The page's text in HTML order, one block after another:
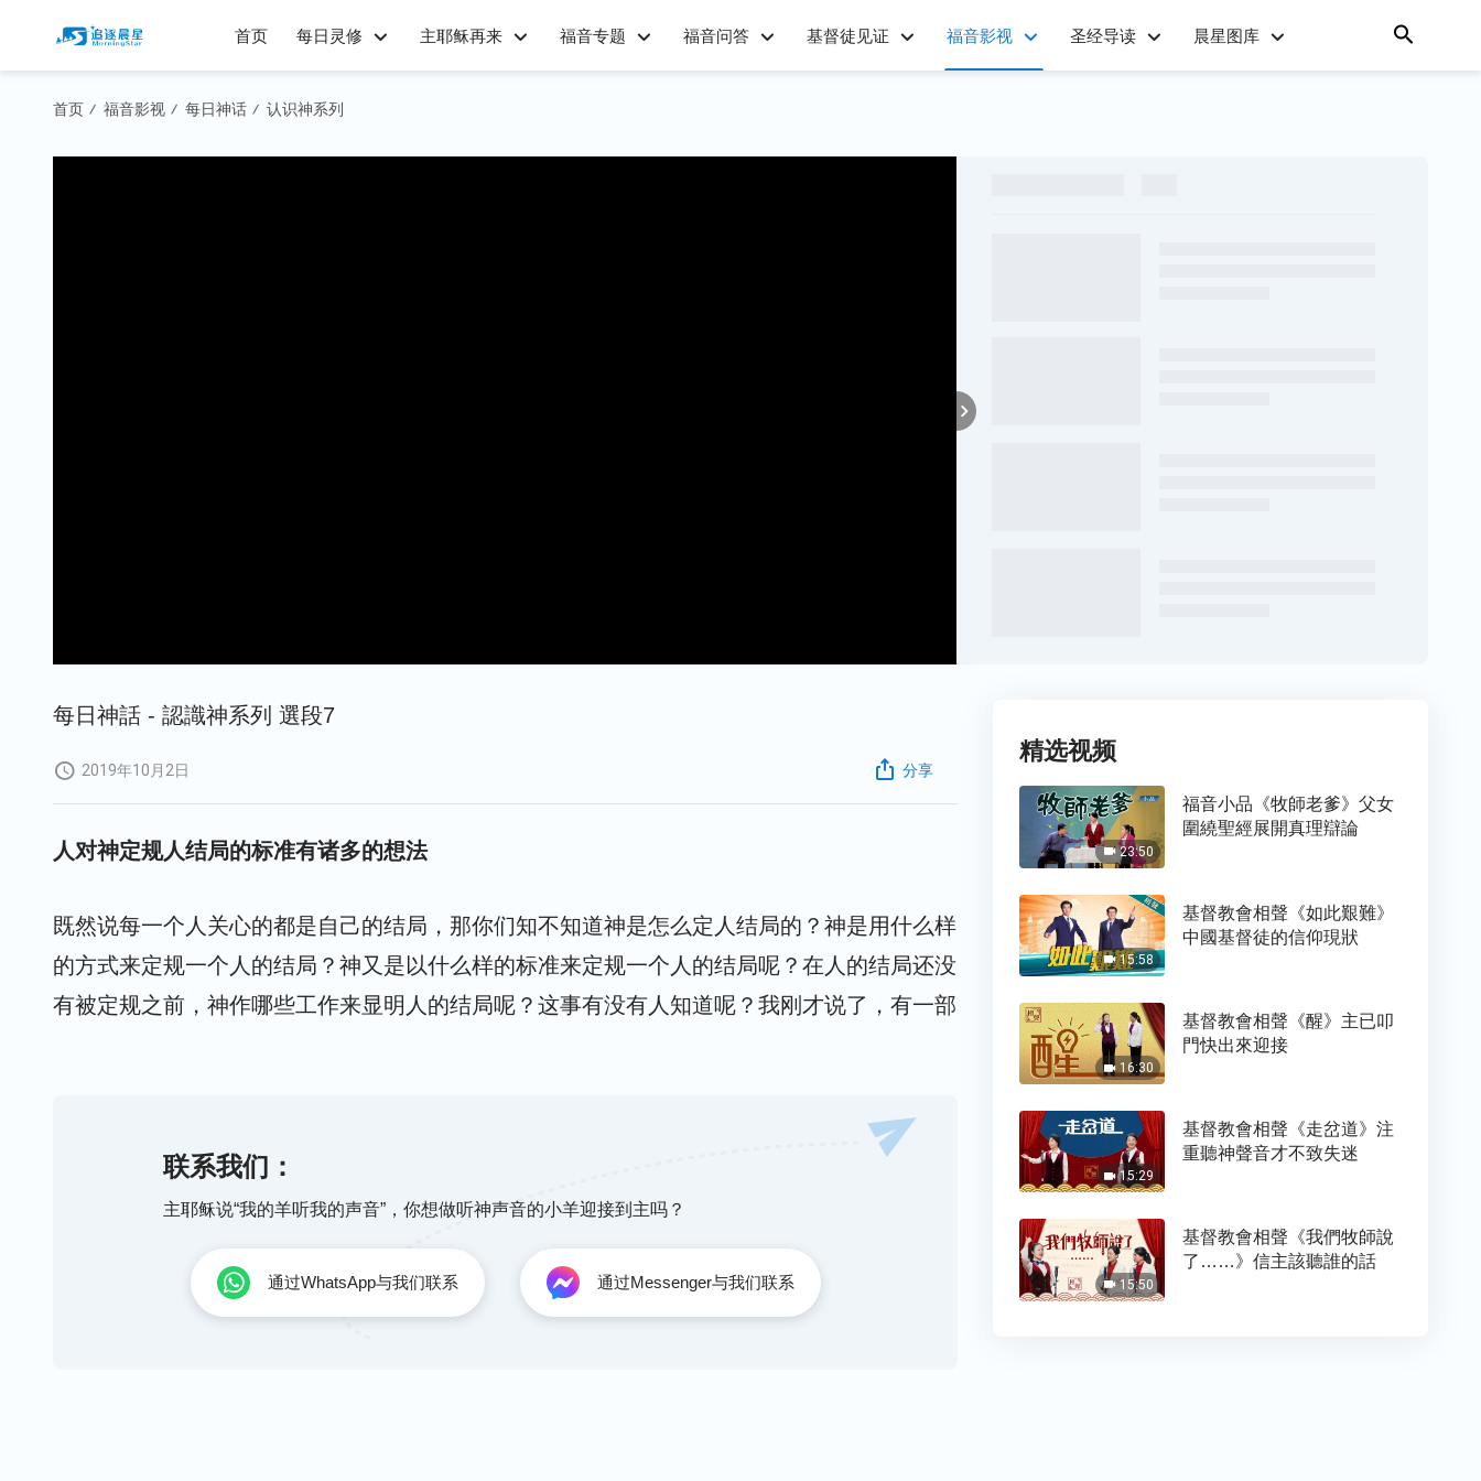
首页 每日灵修 主耶稣再来 福音专题 福音问答 基督徒见证 福音影视 圣经导读 晨星图库
首页 / 福音影视 / 每日神话 / 认识神系列
每日神話 - 認識神系列 選段7
2019年10月2日 分享
人对神定规人结局的标准有诸多的想法
既然说每一个人关心的都是自己的结局，那你们知不知道神是怎么定人结局的？神是用什么样
的方式来定规一个人的结局？神又是以什么样的标准来定规一个人的结局呢？在人的结局还没
有被定规之前，神作哪些工作来显明人的结局呢？这事有没有人知道呢？我刚才说了，有一部
准、以什么样的方式来定规一个人的结局，但是最终还是没有找到结果。其实在神话当中稍微
说了那么一点点，不是很多。原因是什么呢？在人的结局还未显明之前，神不想把最后的结果
告诉给任何人，也不想把人的归宿是什么样的提前告诉给人，因为这样作对人没什么益处。现
在在这儿，我只想告诉给你们的就是神通过什么样的方式来定规人的结局，通过什么样的作工
原则来定规人的结局、来显明人的结局，以什么样的标准来定规一个人是否能剩存下来，这是
不是也是你们最关心的？那在人的观念当中神是怎么定规人的结局的？刚才你们说了一部分：
联系我们：
主耶稣说“我的羊听我的声音”，你想做听神声音的小羊迎接到主吗？
通过WhatsApp与我们联系 通过Messenger与我们联系
精选视频
23:50
福音小品《牧師老爹》父女
圍繞聖經展開真理辯論
15:58
基督教會相聲《如此艱難》
中國基督徒的信仰現狀
16:30
基督教會相聲《醒》主已叩
門快出來迎接
15:29
基督教會相聲《走岔道》注
重聽神聲音才不致失迷
15:50
基督教會相聲《我們牧師說
了……》信主該聽誰的話